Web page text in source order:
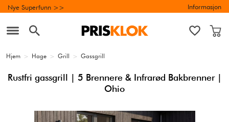
Nye Superfunn >> Informasjon
Hjem > Hage > Grill > Gassgrill
Rustfri gassgrill | 5 Brennere & Infrarød Bakbrenner |
Ohio